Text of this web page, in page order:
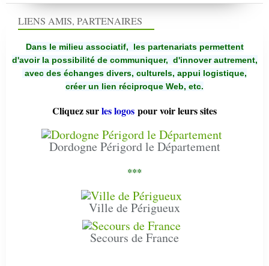
LIENS AMIS, PARTENAIRES
Dans le milieu associatif, les partenariats permettent
d'avoir la possibilité de communiquer, d'innover autrement,
avec des échanges divers, culturels, appui logistique,
créer un lien réciproque Web, etc.
Cliquez surles logos pour voir leurs sites
Dordogne Périgord le Département
***
Ville de Périgueux
Secours de France